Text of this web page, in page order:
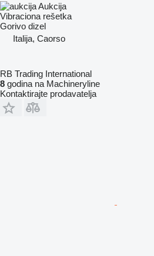
Aukcija
Vibraciona rešetka
Gorivo dizel
Italija, Caorso
RB Trading International
8 godina na Machineryline
Kontaktirajte prodavatelja